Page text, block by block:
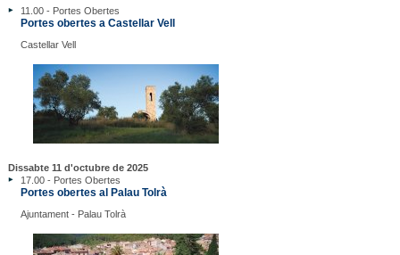
11.00 - Portes Obertes
Portes obertes a Castellar Vell
Castellar Vell
Dissabte 11 d'octubre de 2025
17.00 - Portes Obertes
Portes obertes al Palau Tolrà
Ajuntament - Palau Tolrà